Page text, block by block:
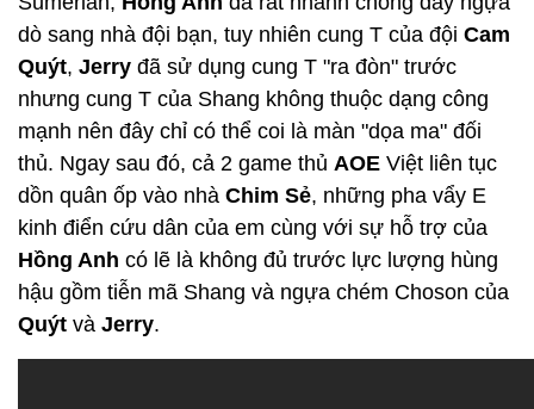
dò sang nhà đội bạn, tuy nhiên cung T của đội Cam
Quýt, Jerry đã sử dụng cung T "ra đòn" trước
nhưng cung T của Shang không thuộc dạng công
mạnh nên đây chỉ có thể coi là màn "dọa ma" đối
thủ. Ngay sau đó, cả 2 game thủ AOE Việt liên tục
dồn quân ốp vào nhà Chim Sẻ, những pha vẩy E
kinh điển cứu dân của em cùng với sự hỗ trợ của
Hồng Anh có lẽ là không đủ trước lực lượng hùng
hậu gồm tiễn mã Shang và ngựa chém Choson của
Quýt và Jerry.